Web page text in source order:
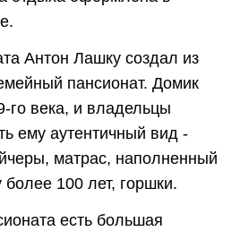
Антон Лашку создал из
пансионат. Домик
го века, и владельцы
ему аутентичный вид -
матрас, наполненный
более 100 лет, горшки.
есть большая